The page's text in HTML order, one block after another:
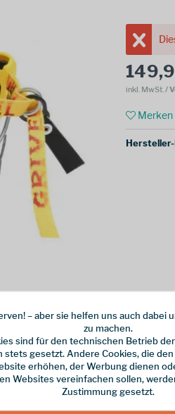
inkl. MwSt./
Merken
Hersteller-
Mont Blanc
– aber sie helfen uns auch dabei
zu machen.
sind für den technischen Betrieb
stets gesetzt. Andere Cookies, die
erhöhen, der Werbung dienen
Websites vereinfachen sollen,
Zustimmung gesetzt.